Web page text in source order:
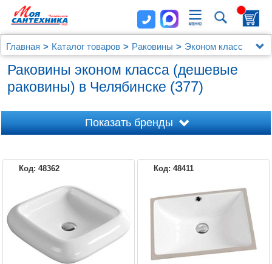
Главная Каталог товаров Раковины Эконом класс
Раковины эконом класса (дешевые
раковины) в Челябинске (377)
JACOB DELAFON
AQWELLA BELBAGNO
Показать бренды
Код: 48362 Код: 48411